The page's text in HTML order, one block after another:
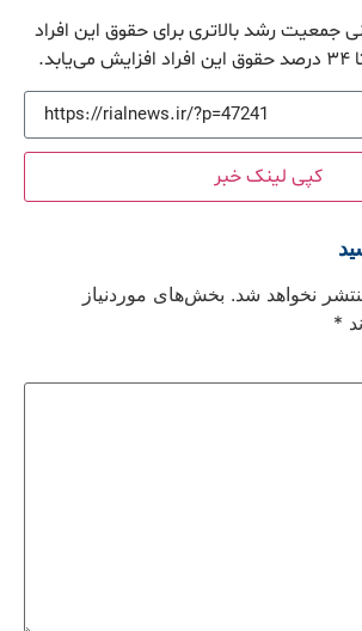
جمعیت رشد بالاتری برای حقوق این افراد
کپی لینک خبر
نخواهد شد. بخش‌های موردنیاز
*